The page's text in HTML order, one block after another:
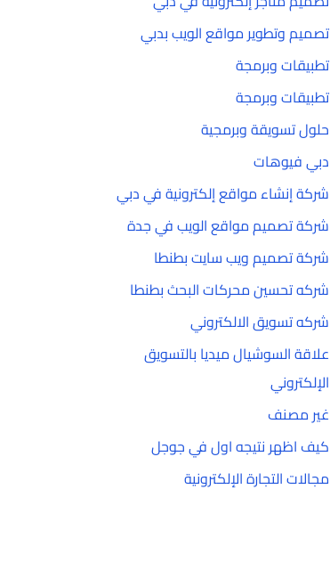
تصميم وتطوير مواقع الويب بدبي
تطبيقات وبرمجة
تطبيقات وبرمجة
حلول تسويقة وبرمجية
دبي فيوهات
شركة إنشاء مواقع إلكترونية في دبي
شركة تصميم مواقع الويب في جدة
شركة تصميم ويب سايت بطنطا
شركه تحسين محركات البحث بطنطا
شركه تسويق الالكتروني
علاقة السوشيال ميديا بالتسويق
الإلكتروني
غير مصنف
كيف اظهر نتيجه اول في جوجل
مجالات التجارة الإلكترونية